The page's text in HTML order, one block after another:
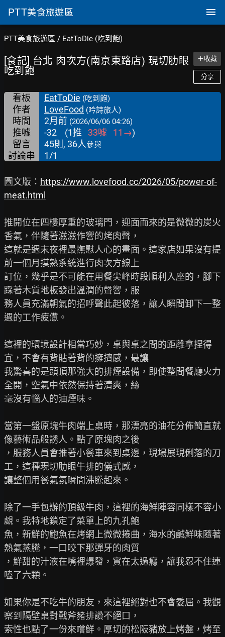
PTT美食旅遊區
PTT美食旅遊區 / EatToDie (吃到飽)
[食記] 台北 肉次方(南京東路店) 現切肋眼
吃到飽
＋收藏
分享
看板 EatToDie (吃到飽)
作者 LoveFood (吟詩旅人)
時間 2月前 (2026/06/06 04:26)
推噓 -32 (1推 33噓 11 →)
留言
45則, 36人參與
討論串 1/1
圖文版： https://www.lovefood.cc/2026/05/power-of-
meat.html
推開位在四樓厚重的玻璃門，迎面而來的是微微的炭火
香氣，伴隨著滋滋作響的烤肉聲，
這就是週末夜裡最撫慰人心的畫面。這家店如果沒有提
前一個月摸熟系統進行肉次方線上
訂位，幾乎是不可能在用餐尖峰時段順利入座的，腳下
踩著木質地板發出溫潤的聲響，服
務人員充滿朝氣的招呼聲此起彼落，讓人瞬間卸下一整
週的工作疲憊。
這裡的環境設計相當巧妙，桌與桌之間的距離拿捏得
宜，不會有背貼著背的擁擠感，最讓
我驚喜的是頭頂那強大的排煙設備，即使整間餐廳火力
全開，空氣中依然保持著清爽，絲
毫沒有惱人的油煙味。
當第一盤原塊牛肉端上桌時，那漂亮的油花分佈簡直就
像藝術品般誘人。點了原塊肉之後
，服務人員會推著小餐車來到桌邊，現場展現俐落的刀
工，這種現切肋眼牛排的儀式感，
讓整個用餐氣氛瞬間沸騰起來。
除了一手包辦的頂級牛肉，這裡的海鮮陣容同樣不容小
覷。我特地鎖定了菜單上的九孔鮑
魚，新鮮的鮑魚在烤網上微微捲曲，海水的鹹鮮味隨著
熱氣蒸騰，一口咬下那彈牙的肉質
，鮮甜的汁液在嘴裡爆發，實在太過癮，讓我忍不住連
嗑了六顆。
如果你是不吃牛的朋友，來這裡絕對也不會委屈。我觀
察到隔壁桌對戰斧豬排讚不絕口，
索性也點了一份來嚐鮮。厚切的松阪豬放上烤盤，烤至